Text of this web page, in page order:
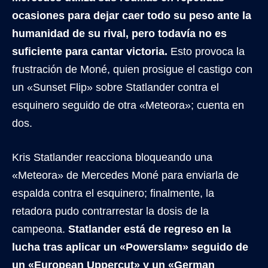
ocasiones para dejar caer todo su peso ante la
humanidad de su rival, pero todavía no es
suficiente para cantar victoria. Esto provoca la
frustración de Moné, quien prosigue el castigo con
un «Sunset Flip» sobre Statlander contra el
esquinero seguido de otra «Meteora»; cuenta en
dos.
Kris Statlander reacciona bloqueando una
«Meteora» de Mercedes Moné para enviarla de
espalda contra el esquinero; finalmente, la
retadora pudo contrarrestar la dosis de la
campeona. Statlander está de regreso en la
lucha tras aplicar un «Powerslam» seguido de
un «European Uppercut» y un «German